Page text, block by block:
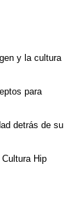
y la cultura
para
detrás de su
Hip